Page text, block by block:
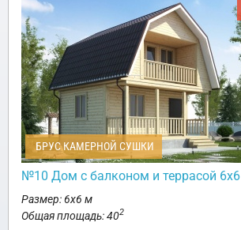
БРУС КАМЕРНОЙ СУШКИ
№10 Дом с балконом и террасой 6х6
Размер: 6х6 м
Общая площадь: 402